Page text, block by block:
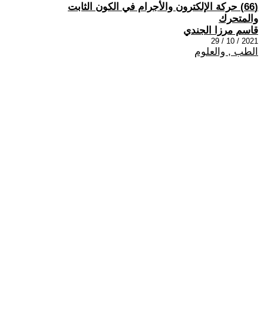
(66) حركة الإلكترون والأجرام في الكون الثابت
والمتحرك
قاسم مرزا الجندي
2021 / 10 / 29
الطب , والعلوم